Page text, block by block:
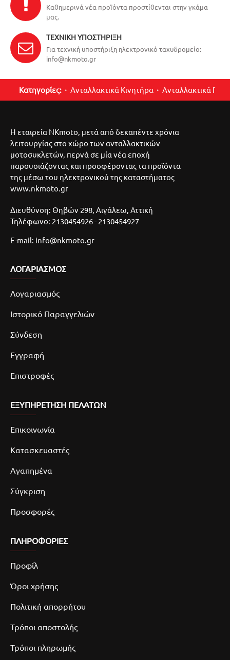
Καθημερινά νέα προϊόντα προστίθενται στην γκάμα
μας.
ΤΕΧΝΙΚΉ ΥΠΟΣΤΉΡΙΞΗ
Για τεχνική υποστήριξη ηλεκτρονικό ταχυδρομείο:
info@nkmoto.gr
Κατηγορίες: Ανταλλακτικά Κινητήρα Ανταλλακτικά
Η εταιρεία NKmoto, μετά από δεκαπέντε χρόνια
λειτουργίας στο χώρο των ανταλλακτικών
μοτοσυκλετών, περνά σε μία νέα εποχή
παρουσιάζοντας και προσφέροντας τα προϊόντα
της μέσω του ηλεκτρονικού της καταστήματος
www.nkmoto.gr
Διευθύνση: Θηβών 298, Αιγάλεω, Αττική
Τηλέφωνο: 2130454926 - 2130454927
E-mail: info@nkmoto.gr
ΛΟΓΑΡΙΑΣΜΌΣ
Λογαριασμός
Ιστορικό Παραγγελιών
Σύνδεση
Εγγραφή
Επιστροφές
ΕΞΥΠΗΡΕΤΗΣΗ ΠΕΛΑΤΩΝ
Επικοινωνία
Κατασκευαστές
Αγαπημένα
Σύγκριση
Προσφορές
ΠΛΗΡΟΦΟΡΙΕΣ
Προφίλ
Όροι χρήσης
Πολιτική απορρήτου
Τρόποι αποστολής
Τρόποι πληρωμής